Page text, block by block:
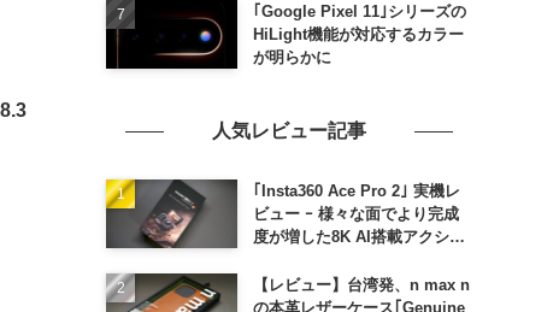
｢Google Pixel 11｣シリーズの
HiLight機能が対応するカラー
が明らかに
人気レビュー記事
｢Insta360 Ace Pro 2｣ 実機レ
ビュー ｰ 様々な面でより完成
度が増した8K AI搭載アクショ
【レビュー】台湾発、n max n
の本革レザーケース｢Genuine